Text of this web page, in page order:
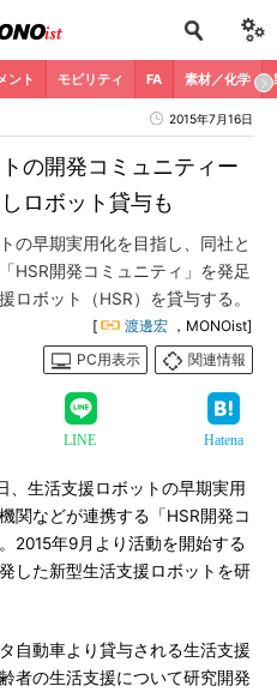
ント モビリティ FA 素材／化学
2015年7月16日
の開発コミュニティー
ロボット貸与も
の早期実用化を目指し、同社と
HSR開発コミュニティ」を発足
ロボット（HSR）を貸与する。
[ 渡邊宏 ，MONOist]
PC用表示
関連情報
LINE Hatena
生活支援ロボットの早期実用
関などが連携する「HSR開発コ
2015年9月より活動を開始する
した新型生活支援ロボットを研
自動車より貸与される生活支援
者の生活支援について研究開発